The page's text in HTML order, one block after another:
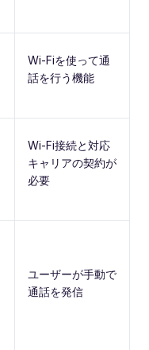
Wi‑Fiを使って通
話を行う機能
Wi‑Fi接続と対応
キャリアの契約が
必要
ユーザーが手動で
通話を発信